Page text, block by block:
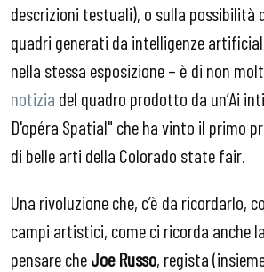
descrizioni testuali), o sulla possibilità
quadri generati da intelligenze
nella stessa esposizione – è di non
notizia del quadro prodotto da un’Ai
D'opéra Spatial" che ha vinto il primo
di belle arti della Colorado state fair.
Una rivoluzione che, c’è da ricordarlo,
campi artistici, come ci ricorda anche
pensare cheJoe Russo, regista